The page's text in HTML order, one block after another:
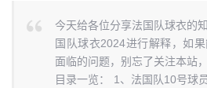
今天给各位分享法国队球衣的
国队球衣2024进行解释，如
面临的问题，别忘了关注本站
目录一览： 1、法国队10号球